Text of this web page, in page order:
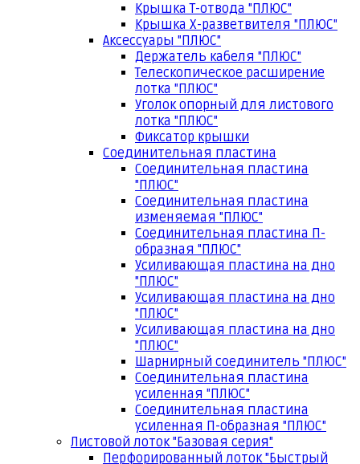
Крышка Т-отвода "ПЛЮС"
Крышка Х-разветвителя "ПЛЮС"
Аксессуары "ПЛЮС"
Держатель кабеля "ПЛЮС"
Телескопическое расширение
лотка "ПЛЮС"
Уголок опорный для листового
лотка "ПЛЮС"
Фиксатор крышки
Соединительная пластина
Соединительная пластина
"ПЛЮС"
Соединительная пластина
изменяемая "ПЛЮС"
Соединительная пластина П-
образная "ПЛЮС"
Усиливающая пластина на дно
"ПЛЮС"
Усиливающая пластина на дно
"ПЛЮС"
Усиливающая пластина на дно
"ПЛЮС"
Шарнирный соединитель "ПЛЮС"
Соединительная пластина
усиленная "ПЛЮС"
Соединительная пластина
усиленная П-образная "ПЛЮС"
Листовой лоток "Базовая серия"
Перфорированный лоток "Быстрый